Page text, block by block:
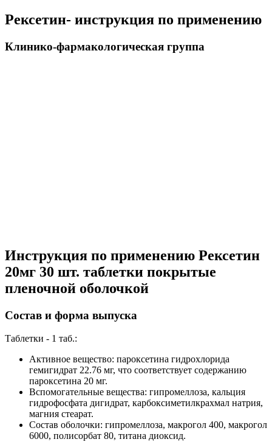
Рексетин- инструкция по применению
Клинико-фармакологическая группа
Инструкция по применению Рексетин
20мг 30 шт. таблетки покрытые
пленочной оболочкой
Состав и форма выпуска
Таблетки - 1 таб.:
Активное вещество: пароксетина гидрохлорида
гемигидрат 22.76 мг, что соответствует содержанию
пароксетина 20 мг.
Вспомогательные вещества: гипромеллоза, кальция
гидрофосфата дигидрат, карбоксиметилкрахмал натрия,
магния стеарат.
Состав оболочки: гипромеллоза, макрогол 400, макрогол
6000, полисорбат 80, титана диоксид.